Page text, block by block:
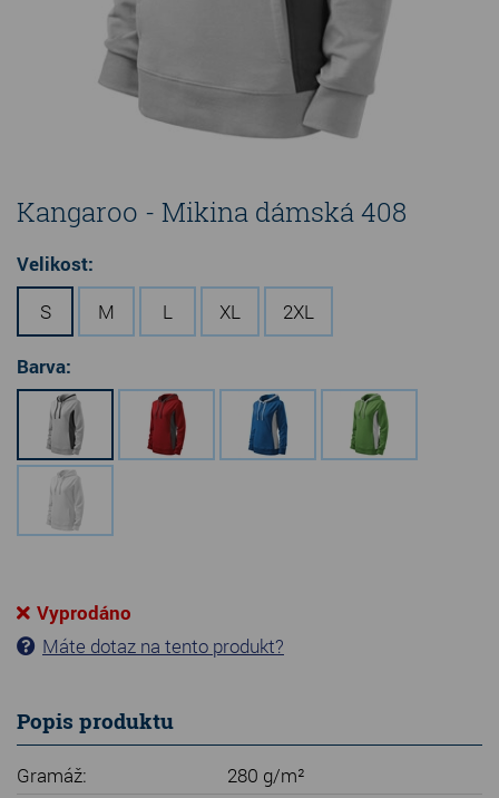
Kangaroo - Mikina dámská 408
Velikost:
S
M L XL 2XL
Barva:
Vyprodáno
Máte dotaz na tento produkt?
Popis produktu
Gramáž:
280 g/m²